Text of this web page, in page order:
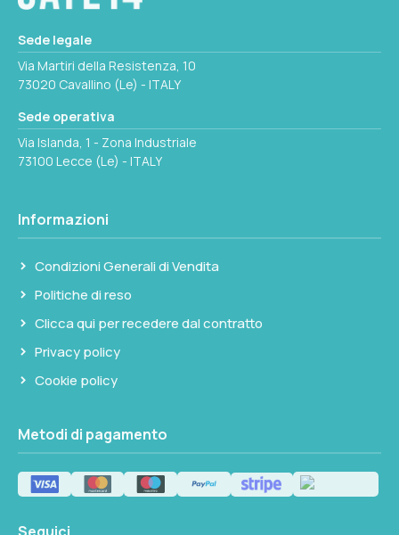
Sede legale
Via Martiri della Resistenza, 10
73020 Cavallino (Le) - ITALY
Sede operativa
Via Islanda, 1 - Zona Industriale
73100 Lecce (Le) - ITALY
Informazioni
Condizioni Generali di Vendita
Politiche di reso
Clicca qui per recedere dal contratto
Privacy policy
Cookie policy
Metodi di pagamento